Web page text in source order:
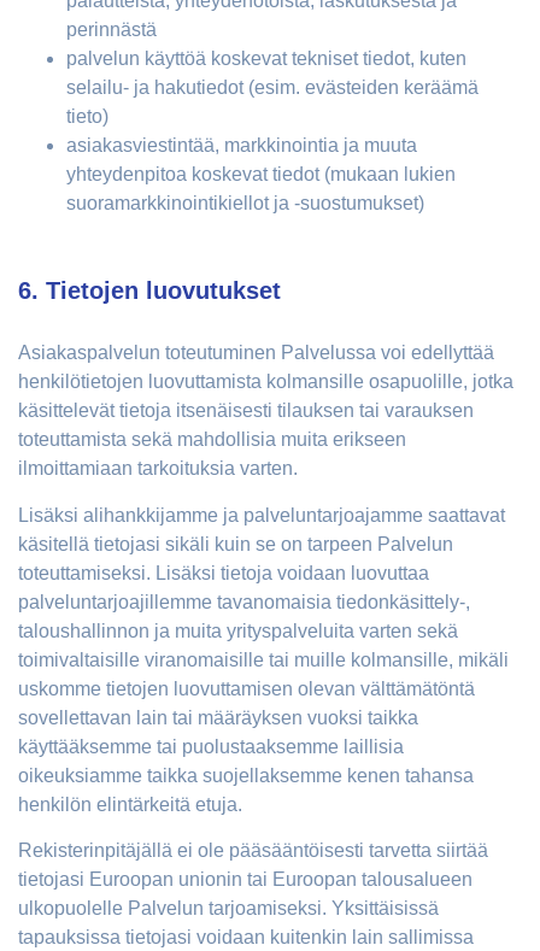
perinnästä
palvelun käyttöä koskevat tekniset tiedot, kuten
selailu- ja hakutiedot (esim. evästeiden keräämä
tieto)
asiakasviestintää, markkinointia ja muuta
yhteydenpitoa koskevat tiedot (mukaan lukien
suoramarkkinointikiellot ja -suostumukset)
6. Tietojen luovutukset
Asiakaspalvelun toteutuminen Palvelussa voi edellyttää
henkilötietojen luovuttamista kolmansille osapuolille, jotka
käsittelevät tietoja itsenäisesti tilauksen tai varauksen
toteuttamista sekä mahdollisia muita erikseen
ilmoittamiaan tarkoituksia varten.
Lisäksi alihankkijamme ja palveluntarjoajamme saattavat
käsitellä tietojasi sikäli kuin se on tarpeen Palvelun
toteuttamiseksi. Lisäksi tietoja voidaan luovuttaa
palveluntarjoajillemme tavanomaisia tiedonkäsittely-,
taloushallinnon ja muita yrityspalveluita varten sekä
toimivaltaisille viranomaisille tai muille kolmansille, mikäli
uskomme tietojen luovuttamisen olevan välttämätöntä
sovellettavan lain tai määräyksen vuoksi taikka
käyttääksemme tai puolustaaksemme laillisia
oikeuksiamme taikka suojellaksemme kenen tahansa
henkilön elintärkeitä etuja.
Rekisterinpitäjällä ei ole pääsääntöisesti tarvetta siirtää
tietojasi Euroopan unionin tai Euroopan talousalueen
ulkopuolelle Palvelun tarjoamiseksi. Yksittäisissä
tapauksissa tietojasi voidaan kuitenkin lain sallimissa